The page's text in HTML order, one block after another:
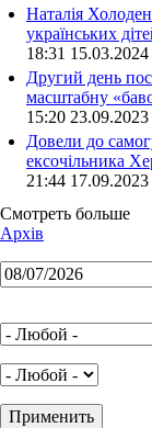
Наталія
українських
18:31 15.03.2024
Другий день
масштабну
15:20 23.09.2023
Довели до
ексочільника
21:44 17.09.2023
Смотреть больше
Архів